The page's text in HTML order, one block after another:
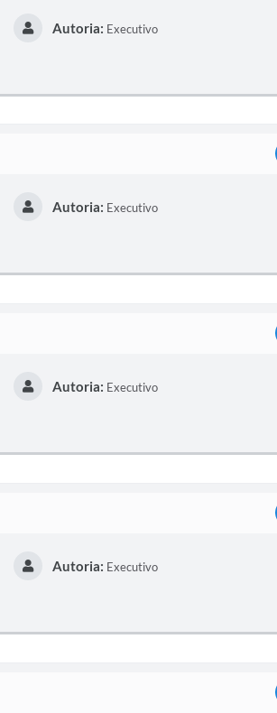
Autoria: Executivo
Autoria: Executivo
Autoria: Executivo
Autoria: Executivo